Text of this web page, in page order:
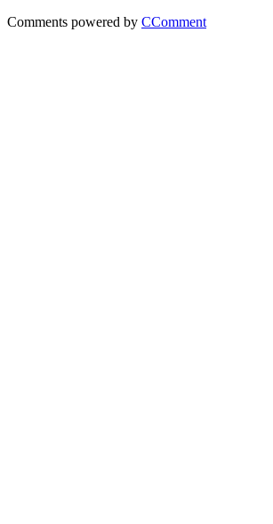
Comments powered by CComment